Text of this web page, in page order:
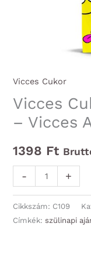
Vicces Cukor
Vicces
– Vicces
1398 Ft
-
Cukor
-
Cuki
+
Cikkszám: C109
Címkék:szülinapi